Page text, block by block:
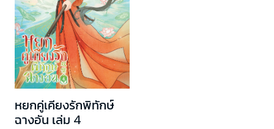
หยกคู่เคียงรักพิทักษ์
ฉางอัน เล่ม 4